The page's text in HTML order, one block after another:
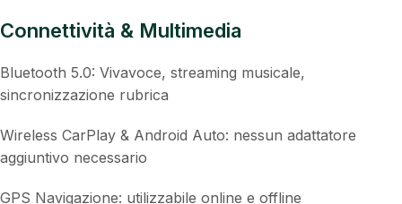
Opzioni RAM: 1 GB / 2 GB / 4 GB / 6 GB / 8 GB
Capacità memoria: 32 GB / 64 GB / 128 GB / 256 GB